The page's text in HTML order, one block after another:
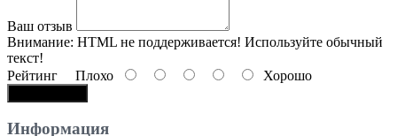
Ваш отзыв
Внимание: HTML не поддерживается! Используйте обычный
текст!
Рейтинг Плохо Хорошо
Информация